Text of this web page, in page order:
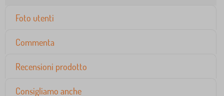
Foto utenti
Commenta
Recensioni prodotto
Consigliamo anche